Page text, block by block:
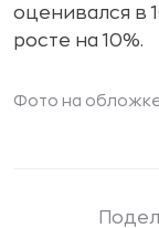
оценивался в
росте на 10%.
Фото на